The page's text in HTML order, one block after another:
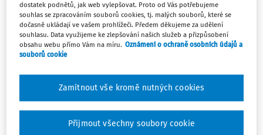
přijmout pouze dítě, které se
podrobilo stanoveným
pravidelným očkováním, má
doklad, že je proti nákaze
imunní nebo se nemůže
autorkou].
přijmout pouze dítě, které se
podrobilo stanoveným
pravidelným očkováním, má
doklad, že je proti nákaze
kontraindikaci[zvýrazněno
dostatek podnětů, jak web vylepšovat. Proto od Vás potřebujeme
souhlas se zpracováním souborů cookies, tj. malých souborů, které se
dočasně ukládají ve vašem prohlížeči. Předem děkujeme za udělení
souhlasu. Data využijeme ke zlepšování našich služeb a přizpůsobení
obsahu webu přímo Vám na míru. Oznámení o ochraně osobních údajů a
souborů cookie
Zamítnout vše kromě nutných cookies
Přijmout všechny soubory cookie